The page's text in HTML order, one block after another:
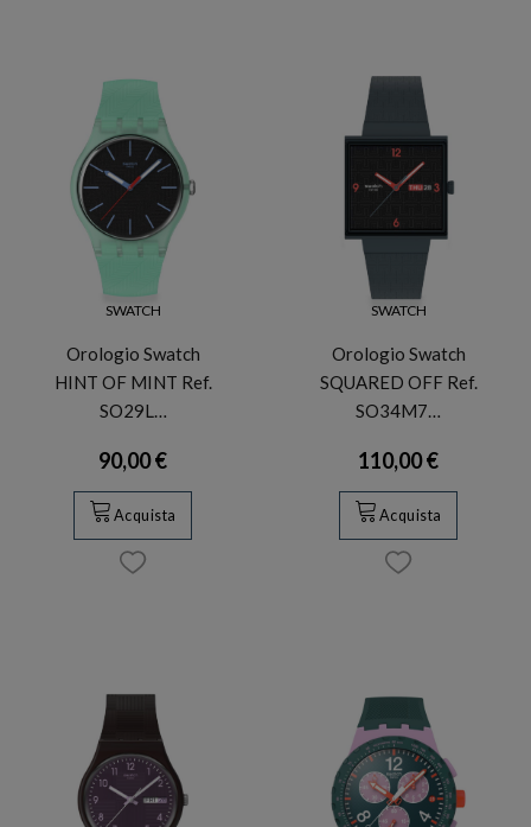
SWATCH
Orologio Swatch
HINT OF MINT Ref.
SO29L…
90,00 €
Acquista
SWATCH
Orologio Swatch
SQUARED OFF Ref.
SO34M7…
110,00 €
Acquista